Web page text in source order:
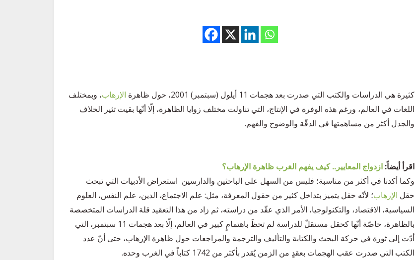
كثيرة هي الدراسات والكتب التي صدرت بعد هجمات 11 أيلول (سبتمبر) 2001، حول ظاهرة الإرهاب، وبمختلف
اللغات في العالم، ورغم هذه الوفرة في الإنتاج، التي تناولت مختلف زوايا الظاهرة، إلّا أنّها بقيت تثير الخلاف
والجدل أكثر من مساهمتها في الدقّة والوضوح والفهم.
اقرأ أيضاً: ازدواج المعايير.. كيف يفهم الغرب ظاهرة الإرهاب؟
وكما أكدنا في أكثر من مناسبة؛ فليس من السهل على الباحثين والدارسين استعراض الأدبيات التي تبحث
حقل الإرهاب؛ لأنّه حقل يتميز بتداخل كثير من حقول المعرفة، مثل: علم الاجتماع، الدين، علم النفس، العلوم
السياسية، الاقتصاد، والتكنولوجيا، الأمر الذي عقّد من دراسته، ثم زاد من هذا التعقيد قلة الدراسات المتخصصة
بالظاهرة، خاصّة أنّها كحقل مستقلّ للدراسة لم تحظَ باهتمامٍ كبير في العالم، إلّا بعد هجمات 11 سبتمبر، التي
أدّت إلى ثورة في حركة البحث والكتابة والتأليف والترجمة والمراجعات حول ظاهرة الإرهاب، حتى أنّ عدد
الكتب التي صدرت عقب الهجمات بعقدٍ من الزمن يُقدر بأكثر من 1742 كتاباً في الغرب وحده.